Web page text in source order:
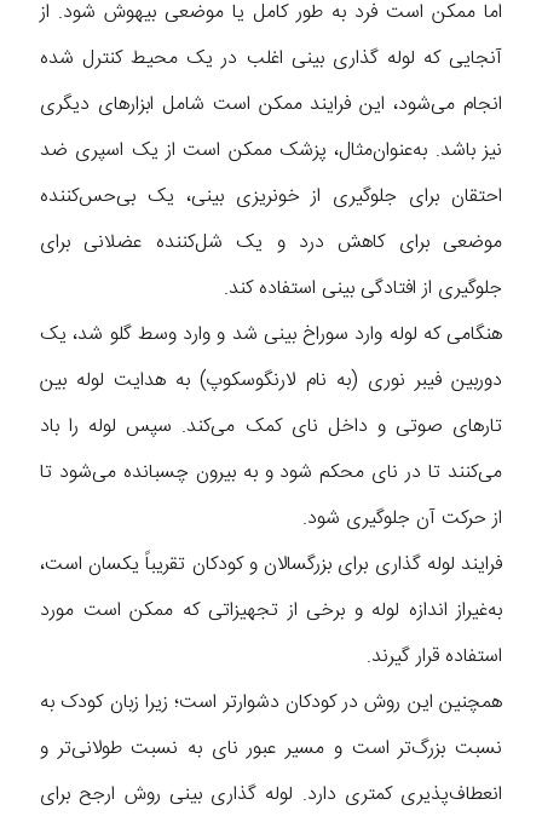
اما ممکن است فرد به طور کامل یا موضعی بیهوش شود. از
آنجایی که لوله گذاری بینی اغلب در یک محیط کنترل شده
انجام می‌شود، این فرایند ممکن است شامل ابزارهای دیگری
نیز باشد. به‌عنوان‌مثال، پزشک ممکن است از یک اسپری ضد
احتقان برای جلوگیری از خونریزی بینی، یک بی‌حس‌کننده
موضعی برای کاهش درد و یک شل‌کننده عضلانی برای
جلوگیری از افتادگی بینی استفاده کند.
هنگامی که لوله وارد سوراخ بینی شد و وارد وسط گلو شد، یک
دوربین فیبر نوری (به نام لارنگوسکوپ) به هدایت لوله بین
تارهای صوتی و داخل نای کمک می‌کند. سپس لوله را باد
می‌کنند تا در نای محکم شود و به بیرون چسبانده می‌شود تا
از حرکت آن جلوگیری شود.
فرایند لوله گذاری برای بزرگسالان و کودکان تقریباً یکسان است،
به‌غیراز اندازه لوله و برخی از تجهیزاتی که ممکن است مورد
استفاده قرار گیرند.
همچنین این روش در کودکان دشوارتر است؛ زیرا زبان کودک به
نسبت بزرگ‌تر است و مسیر عبور نای به نسبت طولانی‌تر و
انعطاف‌پذیری کمتری دارد. لوله گذاری بینی روش ارجح برای